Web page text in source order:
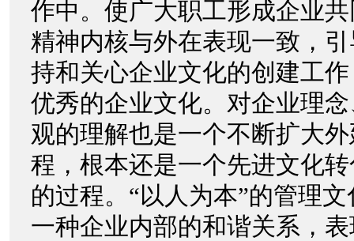
作中。使广大职工形成企业
精神内核与外在表现一致，
持和关心企业文化的创建工
优秀的企业文化。对企业理
观的理解也是一个不断扩大
程，根本还是一个先进文化
的过程。“以人为本”的管理
一种企业内部的和谐关系，